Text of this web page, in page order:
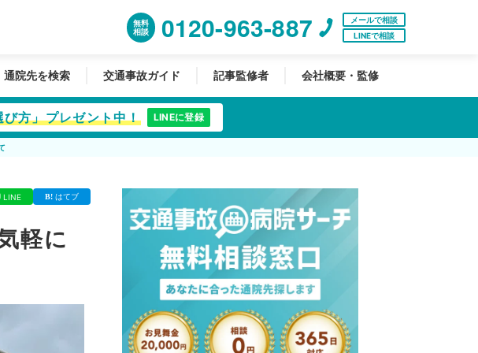
無料
相談
0120-963-887
メールで相談
LINEで相談
通院先を検索 交通事故ガイド 記事監修者 会社概要・監修
方」プレゼント中！ LINEに登録
LINE はてブ
軽に